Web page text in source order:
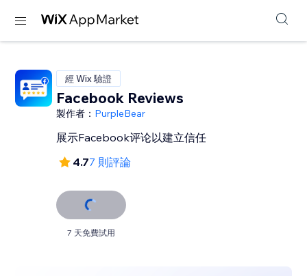
經 Wix 驗證
Facebook Reviews
製作者： PurpleBear
展示Facebook评论以建立信任
4.77 則評論
7 天免費試用